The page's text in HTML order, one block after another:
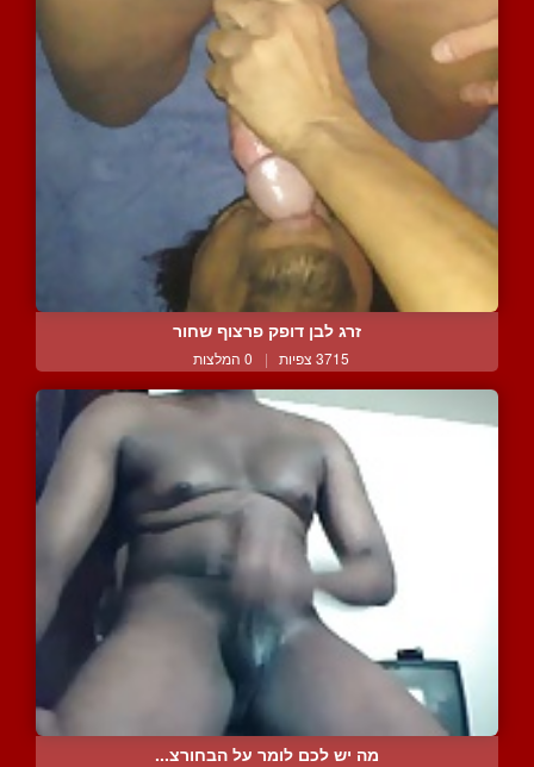
זרג לבן דופק פרצוף שחור
3715 צפיות | 0 המלצות
מה יש לכם לומר על הבחורצ...